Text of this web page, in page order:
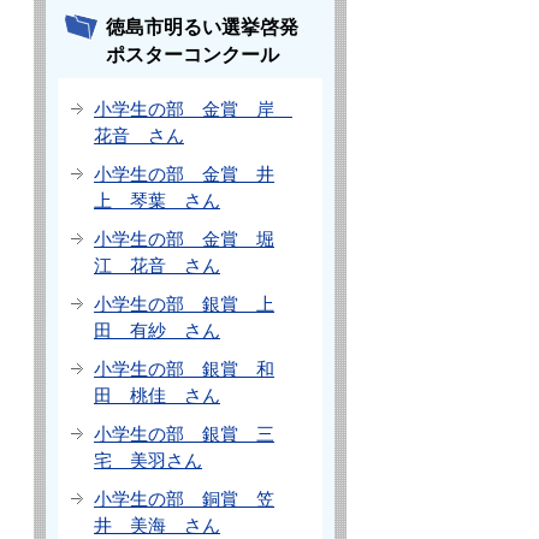
徳島市明るい選挙啓発
ポスターコンクール
小学生の部 金賞 岸
花音 さん
小学生の部 金賞 井
上 琴葉 さん
小学生の部 金賞 堀
江 花音 さん
小学生の部 銀賞 上
田 有紗 さん
小学生の部 銀賞 和
田 桃佳 さん
小学生の部 銀賞 三
宅 美羽さん
小学生の部 銅賞 笠
井 美海 さん